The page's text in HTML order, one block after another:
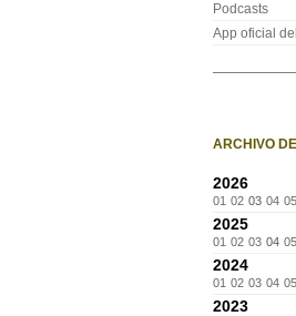
Podcasts
App oficial
ARCHIVO
2026
01 02 03 04 05
2025
01 02 03 04 05
2024
01 02 03 04 05
2023